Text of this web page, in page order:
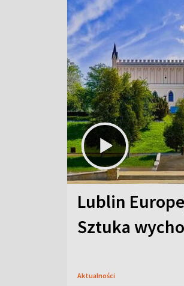
Lublin
Sztuka
Aktualności